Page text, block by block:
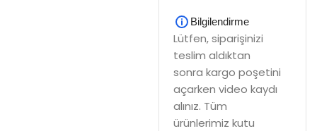
Bilgilendirme
Lütfen, siparişinizi
teslim aldıktan
sonra kargo poşetini
açarken video kaydı
alınız. Tüm
ürünlerimiz kutu